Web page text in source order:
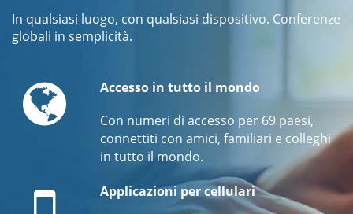
In qualsiasi luogo, con qualsiasi dispositivo. Conferenze
globali in semplicità.
GlobeAccesso in tutto il mondo
Con numeri di accesso per 69 paesi,
connettiti con amici, familiari e colleghi
in tutto il mondo.
Mobile
Applicazioni per cellulari